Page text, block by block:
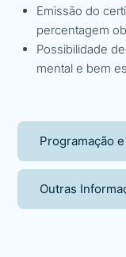
Programação
Outras
Emissão do
percentagem
Possibilidade
mental e bem